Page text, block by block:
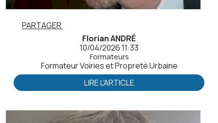
PARTAGER
Florian ANDRÉ
10/04/2026 11:33
Formateurs
Formateur Voiries et Propreté Urbaine
LIRE L'ARTICLE